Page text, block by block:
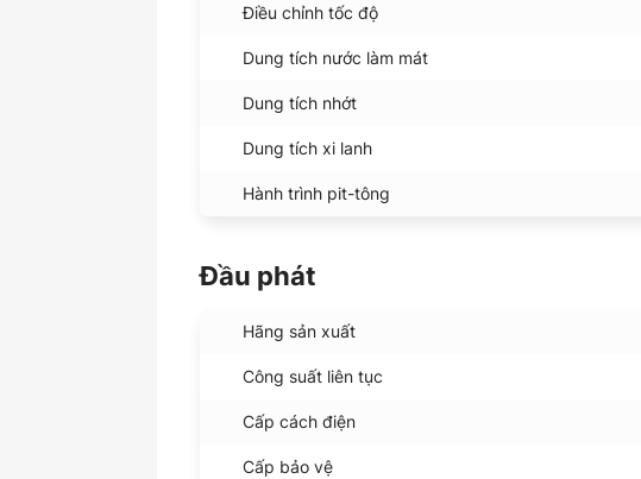
Điều chỉnh tốc độ
Dung tích nước làm mát
Dung tích nhớt
Dung tích xi lanh
Hành trình pit-tông
Đầu phát
Hãng sản xuất
Công suất liên tục
Cấp cách điện
Cấp bảo vệ